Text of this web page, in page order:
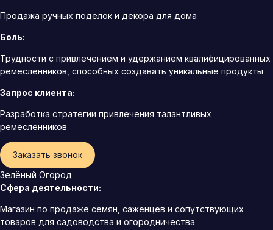
Продажа ручных поделок и декора для дома
Боль:
Трудности с привлечением и удержанием квалифицированных
ремесленников, способных создавать уникальные продукты
Запрос клиента:
Разработка стратегии привлечения талантливых
ремесленников
Заказать звонок
Зелёный Огород
Сфера деятельности:
Магазин по продаже семян, саженцев и сопутствующих
товаров для садоводства и огородничества